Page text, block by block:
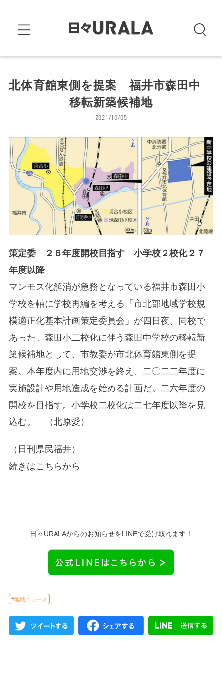
北体育館東側を提案 福井市森田中
移転新築候補地
2021/10/05
策定委 ２６年度開校目指す 小学校２校化２７
年度以降
マンモス化解消が急務となっている福井市森田小
学校を軸に学校再編を考える「市北部地域学校規
模適正化基本計画策定委員会」が四日夜、同校で
あった。森田小二校化に伴う森田中学校の移転新
築候補地として、市教委が市北体育館東側を提
案。本年度内に用地交渉を終え、二〇二二年度に
実施設計や用地造成を始める計画だ。二六年度の
開校を目指す。小学校二校化は二七年度以降を見
込む。 （北原愛）
（日刊県民福井）
続きはこちらから
日々URALAからのお知らせをLINEで受け取れます！
#地域ニュース